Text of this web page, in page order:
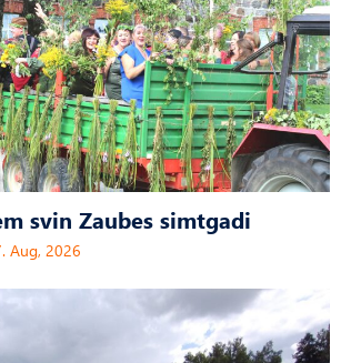
svin Zaubes simtgadi
Aug, 2026